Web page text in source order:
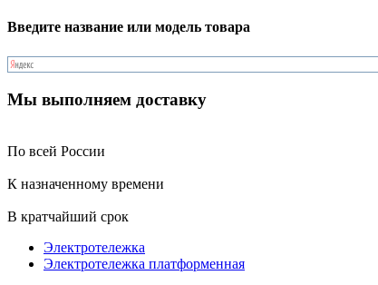
Введите название или модель товара
Мы выполняем доставку
По всей России
К назначенному времени
В кратчайший срок
Электротележка
Электротележка платформенная